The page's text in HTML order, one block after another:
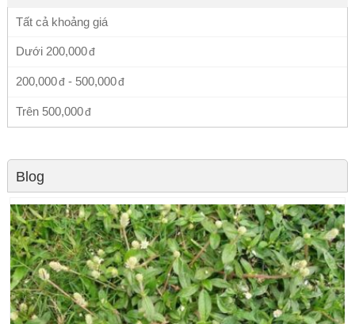
Tất cả khoảng giá
Dưới 200,000
200,000 - 500,000
Trên 500,000
Blog